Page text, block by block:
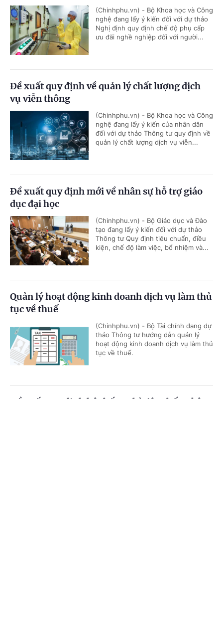
(Chinhphu.vn) - Bộ Khoa học và Công
nghệ đang lấy ý kiến đối với dự thảo
Nghị định quy định chế độ phụ cấp
ưu đãi nghề nghiệp đối với người...
Đề xuất quy định về quản lý chất lượng dịch
vụ viễn thông
(Chinhphu.vn) - Bộ Khoa học và Công
nghệ đang lấy ý kiến của nhân dân
đối với dự thảo Thông tư quy định về
quản lý chất lượng dịch vụ viễn...
Đề xuất quy định mới về nhân sự hỗ trợ giáo
dục đại học
(Chinhphu.vn) - Bộ Giáo dục và Đào
tạo đang lấy ý kiến đối với dự thảo
Thông tư Quy định tiêu chuẩn, điều
kiện, chế độ làm việc, bổ nhiệm và...
Quản lý hoạt động kinh doanh dịch vụ làm thủ
tục về thuế
(Chinhphu.vn) - Bộ Tài chính đang dự
thảo Thông tư hướng dẫn quản lý
hoạt động kinh doanh dịch vụ làm thủ
tục về thuế.
Đề xuất quy định hệ thống chỉ tiêu thống kê